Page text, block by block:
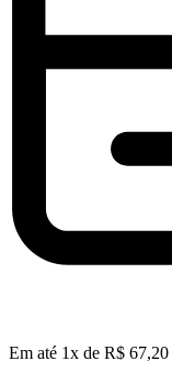
Em até 1x de R$ 67,20